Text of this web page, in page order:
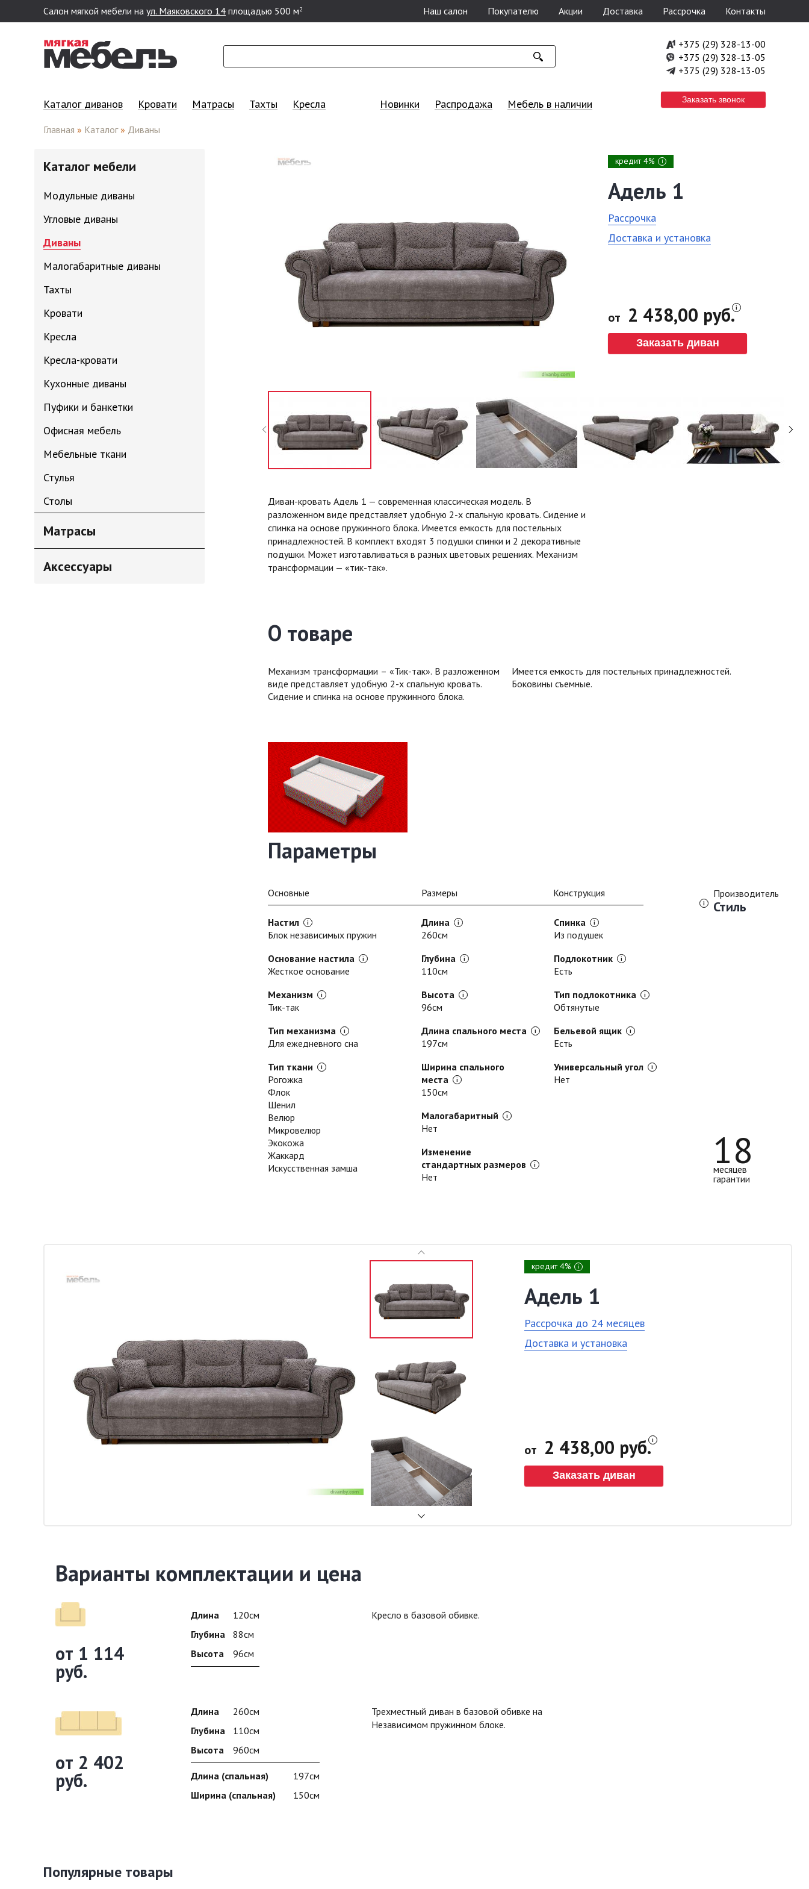
Перейти к основному содержанию
Салон мягкой мебели на ул. Маяковского 14 площадью 500 м2 Наш салон Покупателю Акции Доставка Рассрочка Контакты
+375 (29) 328-13-00
+375 (29) 328-13-05
+375 (29) 328-13-05
Заказать звонок
Каталог диванов Кровати Матрасы Тахты Кресла Новинки Распродажа Мебель в наличии
Главная » Каталог » Диваны
Каталог мебели
Модульные диваны
Угловые диваны
Диваны
Малогабаритные диваны
Тахты
Кровати
Кресла
Кресла-кровати
Кухонные диваны
Пуфики и банкетки
Офисная мебель
Мебельные ткани
Стулья
Столы
Матрасы
Аксессуары
кредит 4% i
Адель 1
Рассрочка
Доставка и установка
от 2 438,00 руб.
Заказать диван
Диван-кровать Адель 1 — современная классическая модель. В
разложенном виде представляет удобную 2-х спальную кровать. Сидение и
спинка на основе пружинного блока. Имеется емкость для постельных
принадлежностей. В комплект входят 3 подушки спинки и 2 декоративные
подушки. Может изготавливаться в разных цветовых решениях. Механизм
трансформации — «тик-так».
О товаре
Механизм трансформации – «Тик-так». В разложенном
виде представляет удобную 2-х спальную кровать.
Сидение и спинка на основе пружинного блока.
Имеется емкость для постельных принадлежностей.
Боковины съемные.
Параметры
Основные Размеры Конструкция
Настил
Блок независимых пружин
Основание настила
Жесткое основание
Механизм
Тик-так
Тип механизма
Для ежедневного сна
Тип ткани
Рогожка
Флок
Шенил
Велюр
Микровелюр
Экокожа
Жаккард
Искусственная замша
Длина
260см
Глубина
110см
Высота
96см
Длина спального места
197см
Ширина спального
места
150см
Малогабаритный
Нет
Изменение
стандартных размеров
Нет
Спинка
Из подушек
Подлокотник
Есть
Тип подлокотника
Обтянутые
Бельевой ящик
Есть
Универсальный угол
Нет
Производитель
Стиль
18
месяцев
гарантии
кредит 4% i
Адель 1
Рассрочка до 24 месяцев
Доставка и установка
от 2 438,00 руб.
Заказать диван
Варианты комплектации и цена
от 1 114
руб.
Длина
120см
Глубина
88см
Высота
96см
Кресло в базовой обивке.
от 2 402
руб.
Длина
260см
Глубина
110см
Высота
960см
Длина (спальная)
197см
Ширина (спальная)
150см
Трехместный диван в базовой обивке на
Независимом пружинном блоке.
Популярные товары